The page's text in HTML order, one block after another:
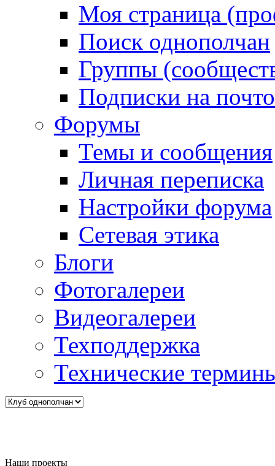
Моя страница
Поиск однополчан
Группы
Подписки на
Форумы
Темы и сообщения
Личная переписка
Настройки форума
Сетевая этика
Блоги
Фотогалереи
Видеогалереи
Техподдержка
Технические
Наши проекты